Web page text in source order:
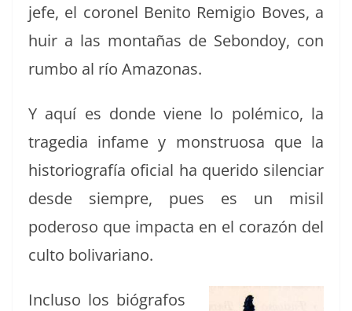
jefe, el coro­nel Ben­i­to Remi­gio Boves, a
huir a las mon­tañas de Sebon­doy, con
rum­bo al río Amazonas.
Y aquí es donde viene lo polémi­co, la
trage­dia infame y mon­stru­osa que la
his­to­ri­ografía ofi­cial ha queri­do silen­ciar
des­de siem­pre, pues es un mis­il
poderoso que impacta en el corazón del
cul­to bolivariano.
Inclu­so los bió­grafos